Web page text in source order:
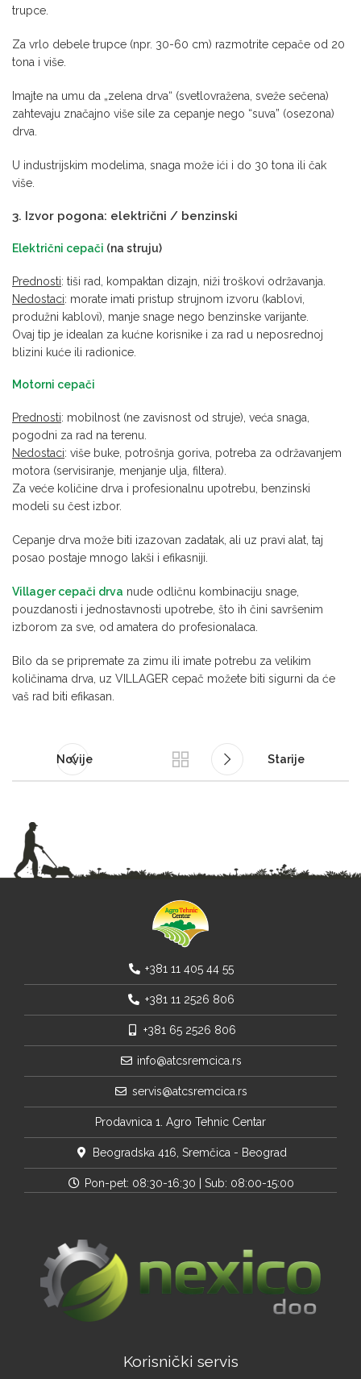
trupce.
Za vrlo debele trupce (npr. 30-60 cm) razmotrite cepače od 20
tona i više.
Imajte na umu da „zelena drva“ (svetlovražena, sveže sečena)
zahtevaju značajno više sile za cepanje nego “suva” (osezona)
drva.
U industrijskim modelima, snaga može ići i do 30 tona ili čak
više.
3. Izvor pogona: električni / benzinski
Električni cepači (na struju)
Prednosti: tiši rad, kompaktan dizajn, niži troškovi održavanja.
Nedostaci: morate imati pristup strujnom izvoru (kablovi,
produžni kablovi), manje snage nego benzinske varijante.
Ovaj tip je idealan za kućne korisnike i za rad u neposrednoj
blizini kuće ili radionice.
Motorni cepači
Prednosti: mobilnost (ne zavisnost od struje), veća snaga,
pogodni za rad na terenu.
Nedostaci: više buke, potrošnja goriva, potreba za održavanjem
motora (servisiranje, menjanje ulja, filtera).
Za veće količine drva i profesionalnu upotrebu, benzinski
modeli su čest izbor.
Cepanje drva može biti izazovan zadatak, ali uz pravi alat, taj
posao postaje mnogo lakši i efikasniji.
Villager cepači drva nude odličnu kombinaciju snage,
pouzdanosti i jednostavnosti upotrebe, što ih čini savršenim
izborom za sve, od amatera do profesionalaca.
Bilo da se pripremate za zimu ili imate potrebu za velikim
količinama drva, uz VILLAGER cepač možete biti sigurni da će
vaš rad biti efikasan.
Novije Starije
+381 11 405 44 55
+381 11 2526 806
+381 65 2526 806
info@atcsremcica.rs
servis@atcsremcica.rs
Prodavnica 1. Agro Tehnic Centar
Beogradska 416, Sremčica - Beograd
Pon-pet: 08:30-16:30 | Sub: 08:00-15:00
Korisnički servis